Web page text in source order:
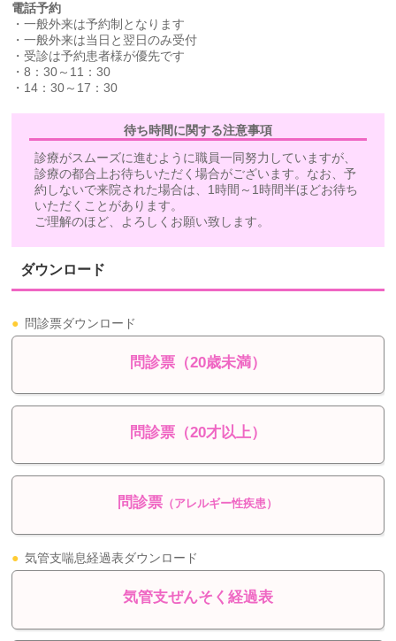
電話予約
・一般外来は予約制となります
・一般外来は当日と翌日のみ受付
・受診は予約患者様が優先です
・8：30～11：30
・14：30～17：30
待ち時間に関する注意事項
診療がスムーズに進むように職員一同努力していますが、
診療の都合上お待ちいただく場合がございます。なお、予
約しないで来院された場合は、1時間～1時間半ほどお待ち
いただくことがあります。
ご理解のほど、よろしくお願い致します。
ダウンロード
● 問診票ダウンロード
問診票（20歳未満）
問診票（20才以上）
問診票 （アレルギー性疾患）
● 気管支喘息経過表ダウンロード
気管支ぜんそく経過表